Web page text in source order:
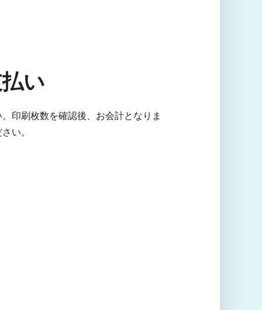
い
印刷枚数を確認後、お会計となりま
い。